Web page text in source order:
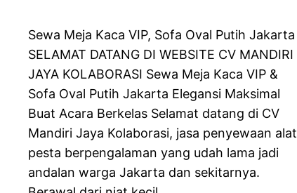
Sewa Meja Kaca VIP, Sofa Oval Putih Jakarta
SELAMAT DATANG DI WEBSITE CV MANDIRI
JAYA KOLABORASI Sewa Meja Kaca VIP &
Sofa Oval Putih Jakarta Elegansi Maksimal
Buat Acara Berkelas Selamat datang di CV
Mandiri Jaya Kolaborasi, jasa penyewaan alat
pesta berpengalaman yang udah lama jadi
andalan warga Jakarta dan sekitarnya.